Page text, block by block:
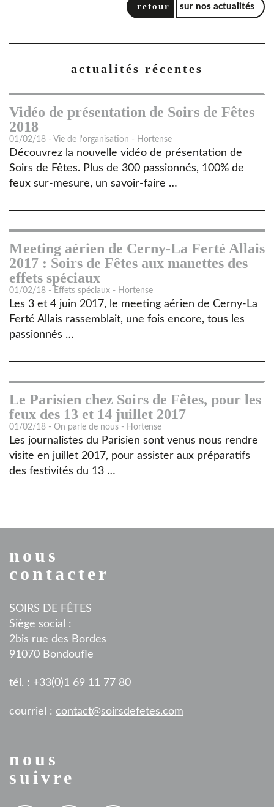
retour sur nos actualités
actualités récentes
Vidéo de présentation de Soirs de Fêtes
2018
01/02/18 - Vie de l'organisation - Hortense
Découvrez la nouvelle vidéo de présentation de
Soirs de Fêtes. Plus de 300 passionnés, 100% de
feux sur-mesure, un savoir-faire …
Meeting aérien de Cerny-La Ferté Allais
2017 : Soirs de Fêtes aux manettes des
effets spéciaux
01/02/18 - Effets spéciaux - Hortense
Les 3 et 4 juin 2017, le meeting aérien de Cerny-La
Ferté Allais rassemblait, une fois encore, tous les
passionnés …
Le Parisien chez Soirs de Fêtes, pour les
feux des 13 et 14 juillet 2017
01/02/18 - On parle de nous - Hortense
Les journalistes du Parisien sont venus nous rendre
visite en juillet 2017, pour assister aux préparatifs
des festivités du 13 …
nous
contacter
SOIRS DE FÊTES
Siège social :
2bis rue des Bordes
91070 Bondoufle
tél. : +33(0)1 69 11 77 80
courriel : contact@soirsdefetes.com
nous
suivre